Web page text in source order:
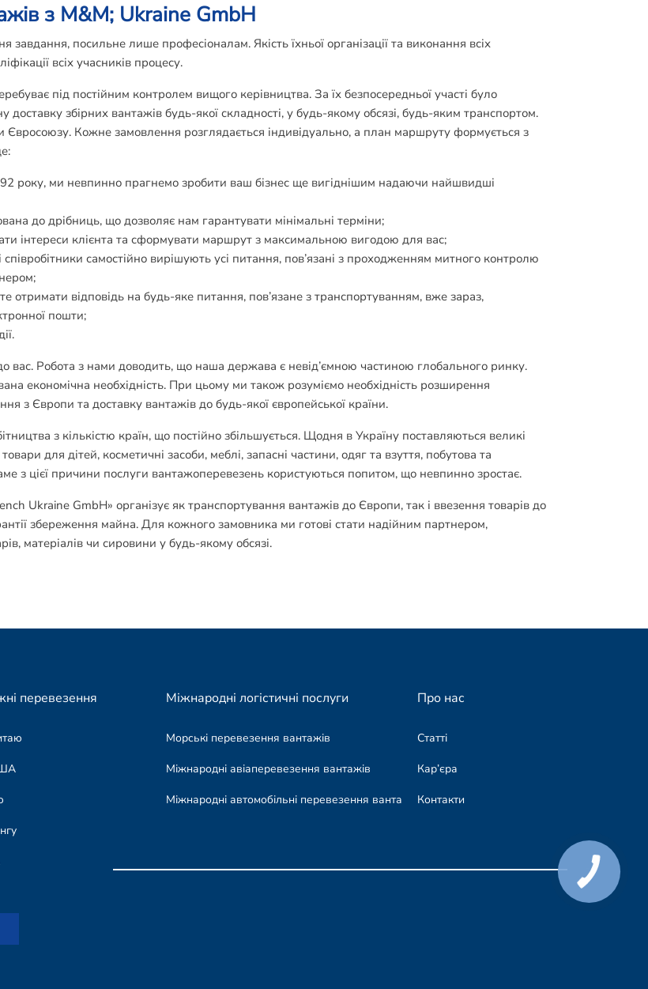
з M&M; Ukraine GmbH
посильне лише професіоналам. Якість їхньої організації та виконання всіх
всіх учасників процесу.
під постійним контролем вищого керівництва. За їх безпосередньої участі було
збірних вантажів будь-якої складності, у будь-якому обсязі, будь-яким транспортом.
Євросоюзу. Кожне замовлення розглядається індивідуально, а план маршруту формується з
року, ми невпинно прагнемо зробити ваш бізнес ще вигіднішим надаючи найшвидші
до дрібниць, що дозволяє нам гарантувати мінімальні терміни;
інтереси клієнта та сформувати маршрут з максимальною вигодою для вас;
самостійно вирішують усі питання, пов’язані з проходженням митного контролю
отримати відповідь на будь-яке питання, пов’язане з транспортуванням, вже зараз,
пошти;
Робота з нами доводить, що наша держава є невід’ємною частиною глобального ринку.
економічна необхідність. При цьому ми також розуміємо необхідність розширення
з Європи та доставку вантажів до будь-якої європейської країни.
з кількістю країн, що постійно збільшується. Щодня в Україну поставляються великі
для дітей, косметичні засоби, меблі, запасні частини, одяг та взуття, побутова та
з цієї причини послуги вантажоперевезень користуються попитом, що невпинно зростає.
Ukraine GmbH» організує як транспортування вантажів до Європи, так і ввезення товарів до
збереження майна. Для кожного замовника ми готові стати надійним партнером,
матеріалів чи сировини у будь-якому обсязі.
перевезення Міжнародні логістичні послуги
Морські перевезення вантажів
Міжнародні авіаперевезення вантажів
Міжнародні автомобільні перевезення вантажів
Про нас
Статті
Кар’єра
Контакти